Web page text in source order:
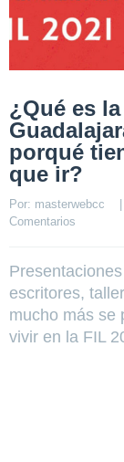
¿Qué es
porqué
que ir?
Por: masterwebcc
Comentarios
escritores,
mucho más se
vivir en la FIL